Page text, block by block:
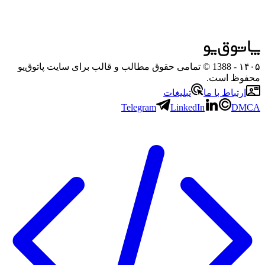
۱۴۰۵
- 1388 © تمامی حقوق مطالب و قالب برای سایت پاتوق‌یو
محفوظ است.
ارتباط با ما
تبلیغات
Telegram
LinkedIn DMCA